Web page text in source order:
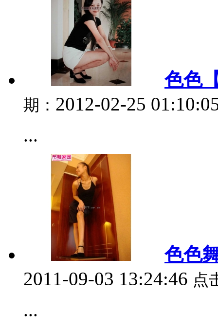
色色
期： 2012-02-25
...
色色
2011-09-03 13:24:46 点
...